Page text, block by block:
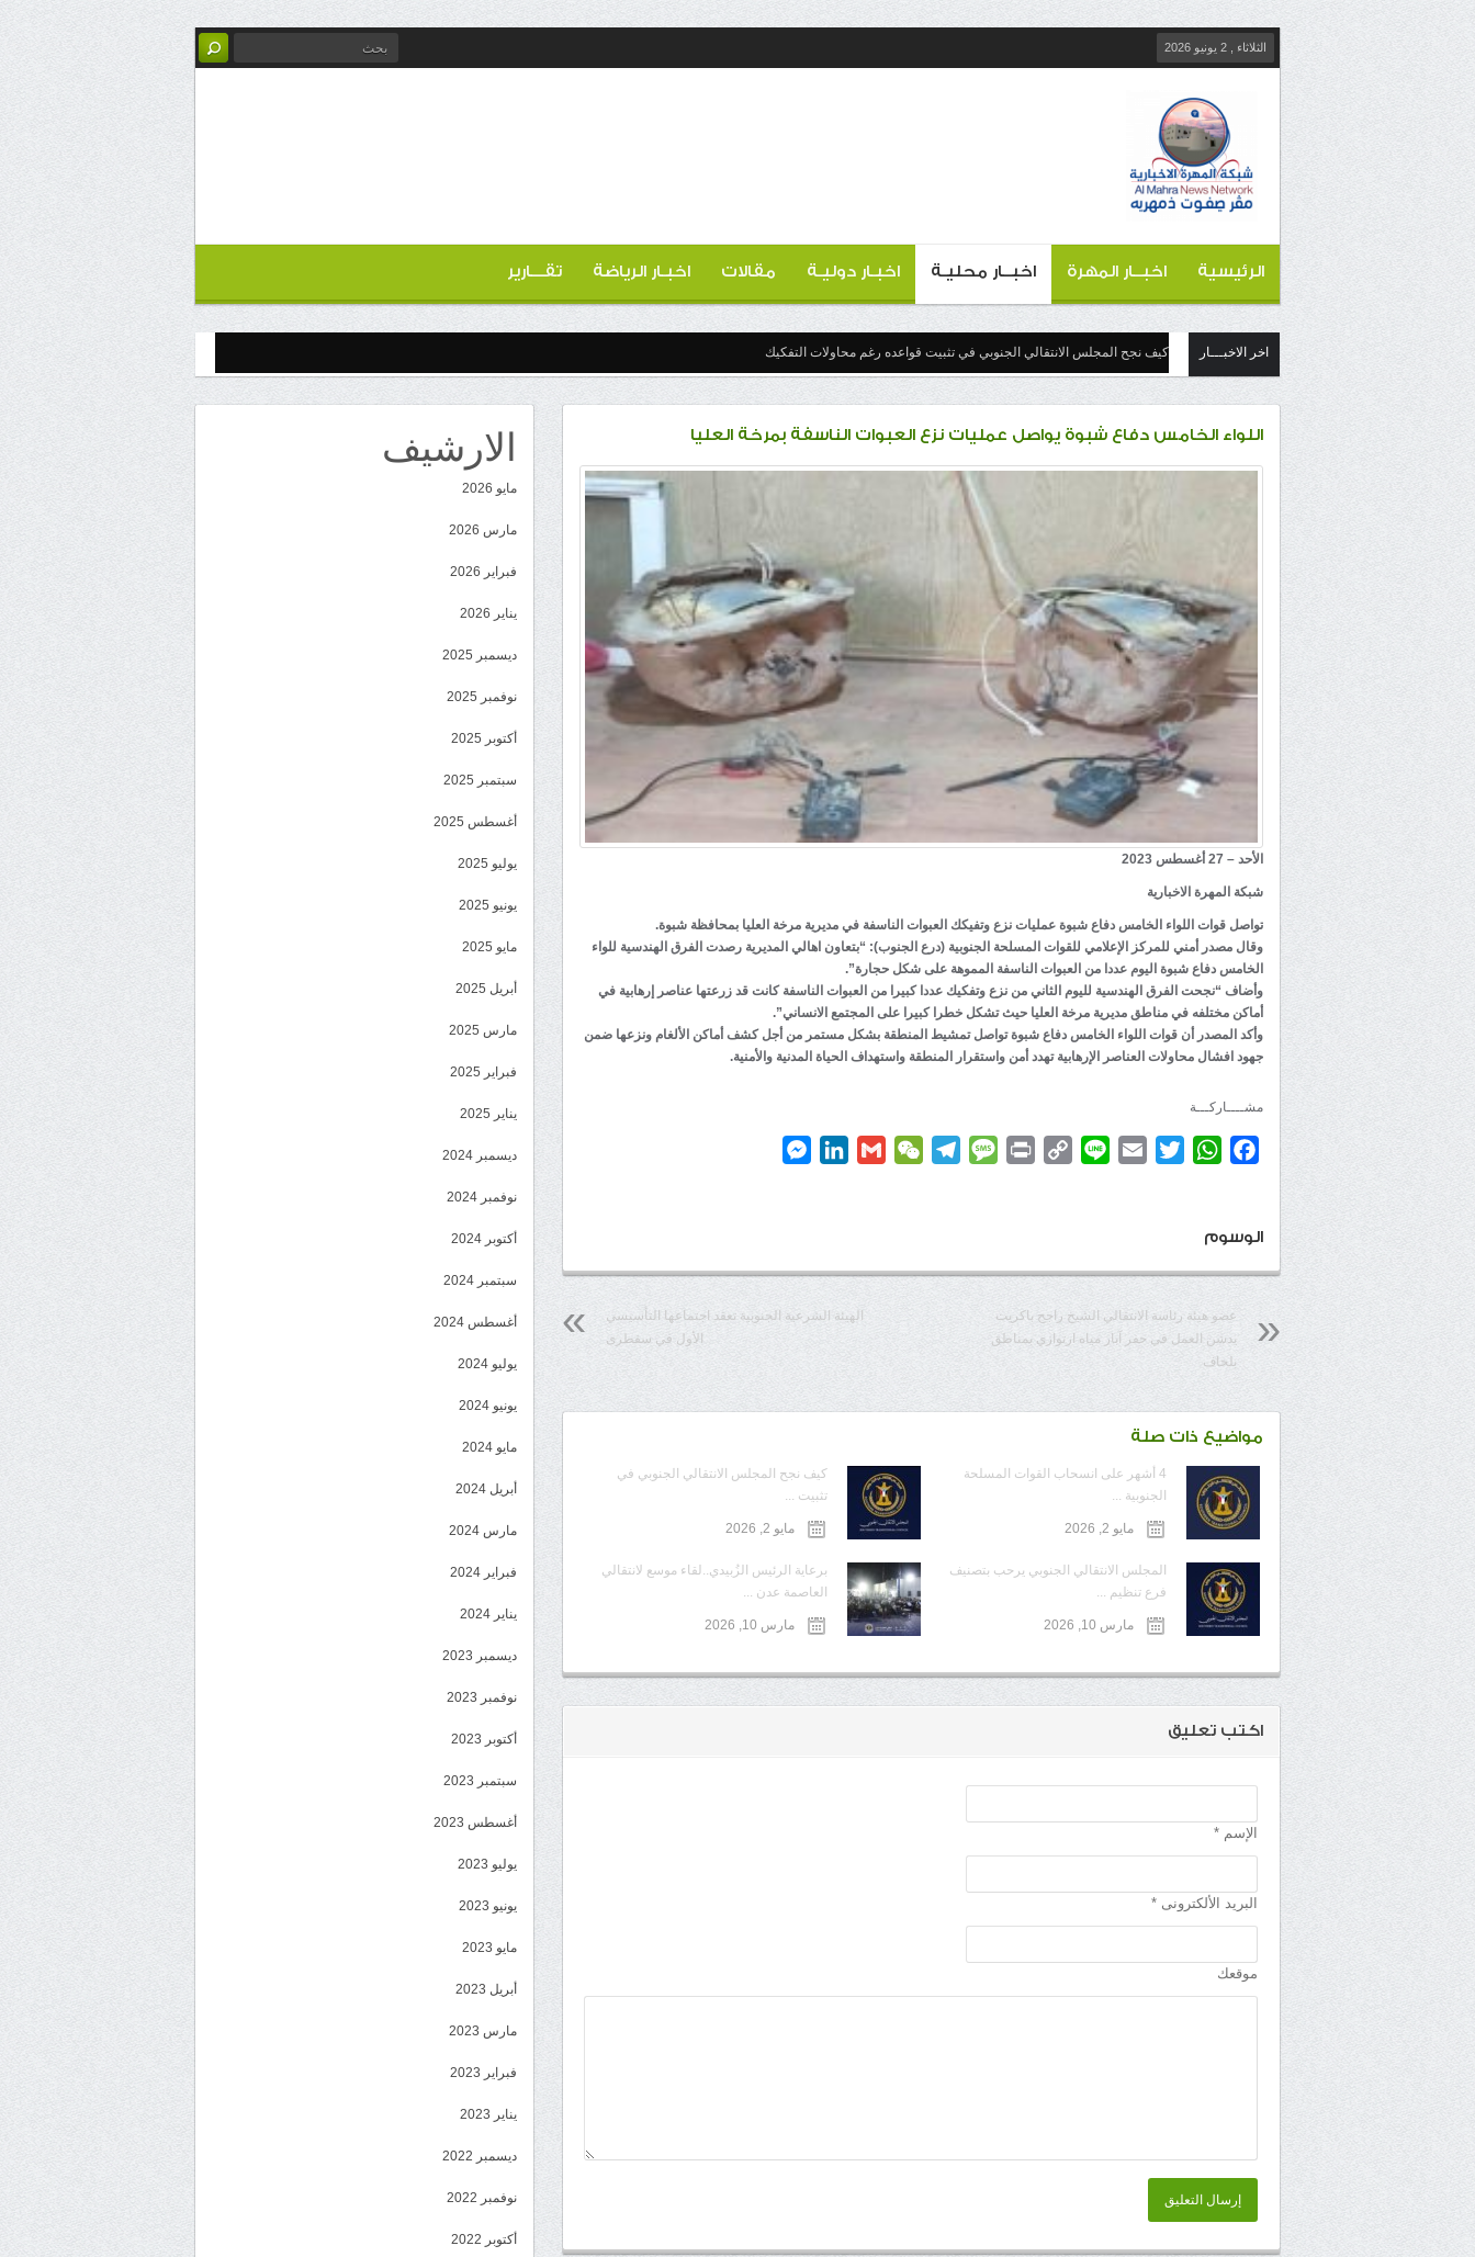
الثلاثاء , 2 يونيو 2026
الرئيسية اخبــار المهرة اخبــار محليـة اخبـار دوليـة مقالات اخبـار الرياضة تقـــارير
اخر الاخبـــار كيف نجح المجلس الانتقالي الجنوبي في تثبيت قواعده رغم محاولات التفكيك
اللواء الخامس دفاع شبوة يواصل عمليات نزع العبوات الناسفة بمرخة العليا
الأحد – 27 أغسطس 2023
شبكة المهرة الاخبارية
تواصل قوات اللواء الخامس دفاع شبوة عمليات نزع وتفيكك العبوات الناسفة في مديرية مرخة العليا بمحافظة شبوة.
وقال مصدر أمني للمركز الإعلامي للقوات المسلحة الجنوبية (درع الجنوب): “بتعاون اهالي المديرية رصدت الفرق الهندسية للواء
الخامس دفاع شبوة اليوم عددا من العبوات الناسفة المموهة على شكل حجارة”.
وأضاف “نجحت الفرق الهندسية لليوم الثاني من نزع وتفكيك عددا كبيرا من العبوات الناسفة كانت قد زرعتها عناصر إرهابية في
أماكن مختلفه في مناطق مديرية مرخة العليا حيث تشكل خطرا كبيرا على المجتمع الانساني”.
وأكد المصدر أن قوات اللواء الخامس دفاع شبوة تواصل تمشيط المنطقة بشكل مستمر من أجل كشف أماكن الألغام ونزعها ضمن
جهود افشال محاولات العناصر الإرهابية تهدد أمن واستقرار المنطقة واستهداف الحياة المدنية والأمنية.
مشــــاركـــة
Facebook
WhatsApp
Twitter
Email
Line
Copy
Print
Message
Telegram
WeChat
Gmail
LinkedIn
الوسوم
الهيئة الشرعية الجنوبية تعقد اجتماعها التأسيسي
الأول في سقطرى
عضو هيئة رئاسة الانتقالي الشيخ راجح باكريت
يدشن العمل في حفر آبار مياه ارتوازي بمناطق
بلحاف
مواضيع ذات صلة
4 أشهر على انسحاب القوات المسلحة
الجنوبية ...
مايو 2, 2026
كيف نجح المجلس الانتقالي الجنوبي في
تثبيت ...
مايو 2, 2026
المجلس الانتقالي الجنوبي يرحب بتصنيف
فرع تنظيم ...
مارس 10, 2026
برعاية الرئيس الزُبيدي..لقاء موسع لانتقالي
العاصمة عدن ...
مارس 10, 2026
اكتب تعليق
الإسم *
البريد الألكترونى *
موقعك
إرسال التعليق
الارشيف
مايو 2026
مارس 2026
فبراير 2026
يناير 2026
ديسمبر 2025
نوفمبر 2025
أكتوبر 2025
سبتمبر 2025
أغسطس 2025
يوليو 2025
يونيو 2025
مايو 2025
أبريل 2025
مارس 2025
فبراير 2025
يناير 2025
ديسمبر 2024
نوفمبر 2024
أكتوبر 2024
سبتمبر 2024
أغسطس 2024
يوليو 2024
يونيو 2024
مايو 2024
أبريل 2024
مارس 2024
فبراير 2024
يناير 2024
ديسمبر 2023
نوفمبر 2023
أكتوبر 2023
سبتمبر 2023
أغسطس 2023
يوليو 2023
يونيو 2023
مايو 2023
أبريل 2023
مارس 2023
فبراير 2023
يناير 2023
ديسمبر 2022
نوفمبر 2022
أكتوبر 2022